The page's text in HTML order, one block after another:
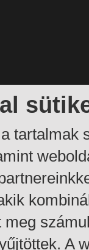
tartalmak
meg
A